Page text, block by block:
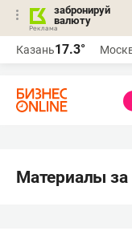
забронируй
валюту
Казань17.3°
Материалы